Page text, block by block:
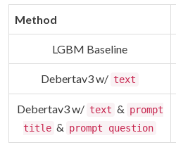
Method
LGBM Baseline
Debertav3 w/ text
Debertav3 w/ text & prompt
title & prompt question